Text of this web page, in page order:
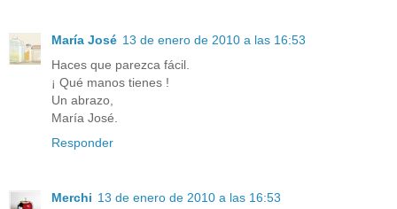
María José 13 de enero de 2010 a las 16:53
Haces que parezca fácil.
¡ Qué manos tienes !
Un abrazo,
María José.
Responder
Merchi 13 de enero de 2010 a las 16:53